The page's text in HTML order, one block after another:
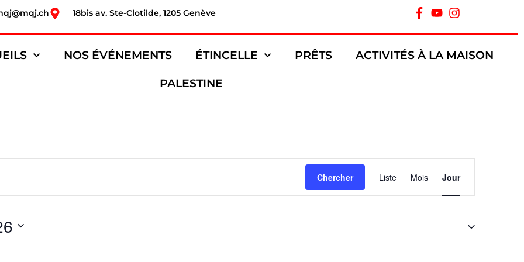
18bis av. Ste-Clotilde, 1205 Genève
NOS ÉVÉNEMENTS ÉTINCELLE PRÊTS ACTIVITÉS À LA MAISON
PALESTINE
Chercher
de
Évènement
Liste Mois Jour